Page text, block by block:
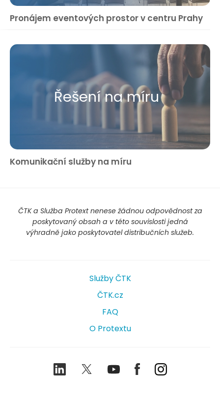
Pronájem eventových prostor v centru Prahy
Řešení na míru
Komunikační služby na míru
ČTK a Služba Protext nenese žádnou odpovědnost za
poskytovaný obsah a v této souvislosti jedná
výhradně jako poskytovatel distribučních služeb.
Služby ČTK
ČTK.cz
FAQ
O Protextu
LinkedIn TwitterYoutubeFacebookInstagram